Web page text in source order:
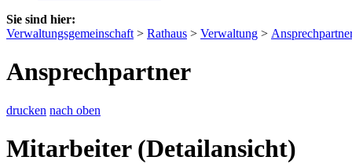
Sie sind hier:
Verwaltungsgemeinschaft > Rathaus > Verwaltung >
Ansprechpartner
drucken nach oben
Mitarbeiter (Detailansicht)